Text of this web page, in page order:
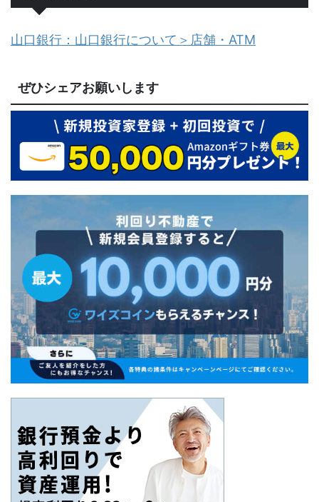
山口銀行：山口銀行について＞店舗・ATM
ぜひシェアお願いします